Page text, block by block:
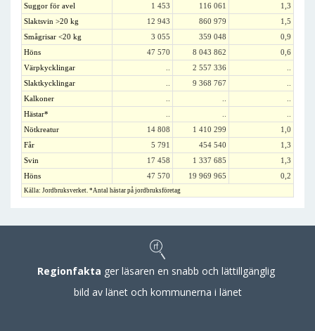
Suggor för avel
1 453 116 061
1,3
Slaktsvin >20 kg
12 943 860 979
1,5
Smågrisar <20 kg
3 055 359 048
0,9
Höns
47 570 8 043 862
0,6
Värpkycklingar
2 557 336
Slaktkycklingar
9 368 767
Kalkoner
Hästar*
Nötkreatur
14 808 1 410 299
1,0
Får
5 791 454 540
1,3
Svin
17 458 1 337 685
1,3
Höns
47 570 19 969 965 0,2
Källa: Jordbruksverket. *Antal hästar på jordbruksföretag
Regionfakta ger läsaren en snabb och lättillgänglig
bild av länet och kommunerna i länet